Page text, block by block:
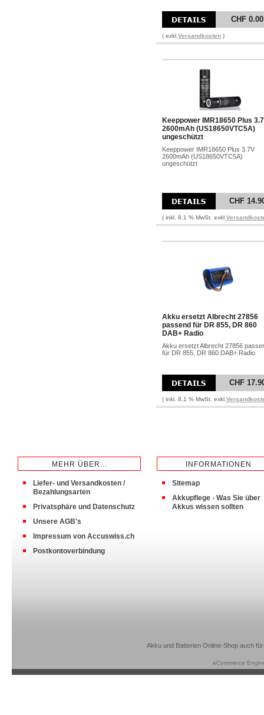
CHF 0.00
( exkl. Versandkosten )
Keeppower IMR18650 Plus
2600mAh (US18650VTC5A)
ungeschützt
Keeppower IMR18650 Plus 3.7V
2600mAh (US18650VTC5A)
ungeschützt
CHF
( inkl. 8.1 % MwSt. exkl.
Akku ersetzt Albrecht 27856
passend für DR 855, DR 860
DAB+ Radio
Akku ersetzt Albrecht 27856
für DR 855, DR 860 DAB+ Radio
CHF
( inkl. 8.1 % MwSt. exkl.
MEHR ÜBER...
Liefer- und Versandkosten /
Bezahlungsarten
Privatsphäre und Datenschutz
Unsere AGB's
Impressum von Accuswiss.ch
Postkontoverbindung
INFORMATIONEN
Sitemap
Akkupflege - Was Sie über
Akkus wissen sollten
Akku und Batterien Online-Shop auch
eCommerce